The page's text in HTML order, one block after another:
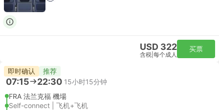
USD 322
含税 每个成人
买票
即时确认 推荐
07:15 22:30 15小时15分钟
FRA 法兰克福 機場
Self-connect | 飞机+飞机